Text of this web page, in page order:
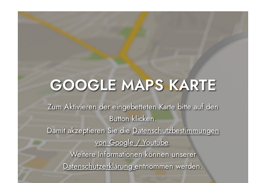
GOOGLE MAPS KARTE
Zum Aktivieren der eingebetteten Karte bitte auf den
Button klicken.
Damit akzeptieren Sie dieDatenschutzbestimmungen
von Google / Youtube.
Weitere Informationen können unserer
Datenschutzerklärungentnommen werden.